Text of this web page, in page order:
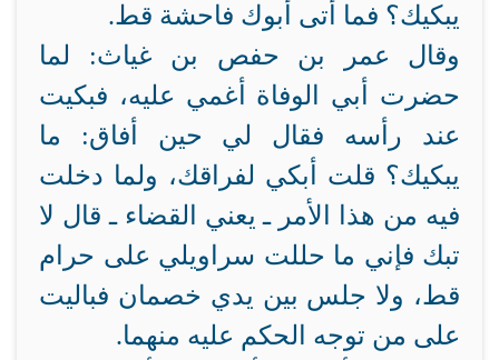
يبكيك؟ فما أتى أبوك فاحشة قط.
وقال عمر بن حفص بن غياث: لما
حضرت أبي الوفاة أغمي عليه، فبكيت
عند رأسه فقال لي حين أفاق: ما
يبكيك؟ قلت أبكي لفراقك، ولما دخلت
فيه من هذا الأمر ـ يعني القضاء ـ قال لا
تبك فإني ما حللت سراويلي على حرام
قط، ولا جلس بين يدي خصمان فباليت
على من توجه الحكم عليه منهما.